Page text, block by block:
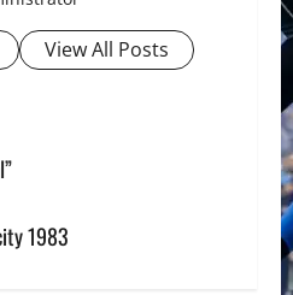
View All Posts
1983